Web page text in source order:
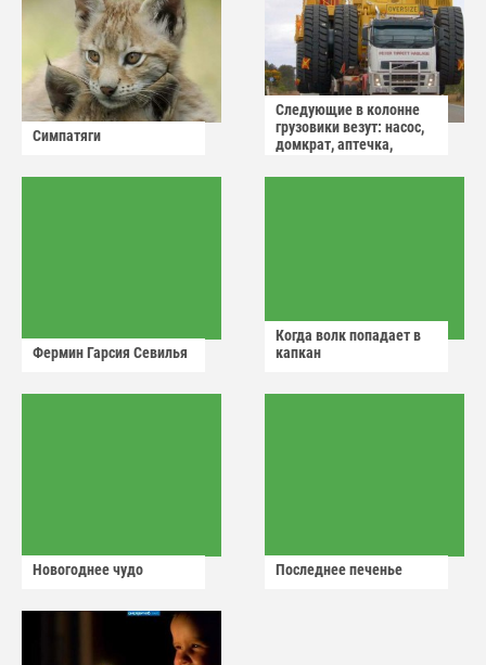
Симпатяги
Следующие в колонне
грузовики везут: насос,
домкрат, аптечка,
Фермин Гарсия Севилья
Когда волк попадает в
капкан
Новогоднее чудо Последнее печенье